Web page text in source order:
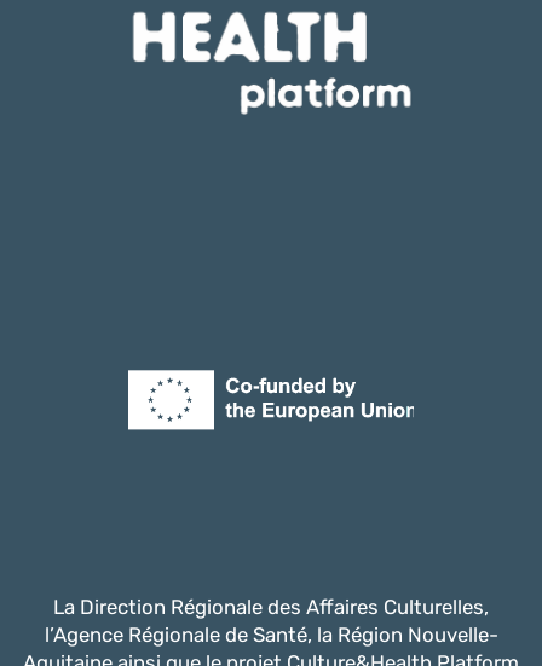
La Direction Régionale des Affaires Culturelles,
l’Agence Régionale de Santé, la Région Nouvelle-